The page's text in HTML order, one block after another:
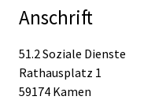
Anschrift
51.2 Soziale Dienste
Rathausplatz 1
59174 Kamen